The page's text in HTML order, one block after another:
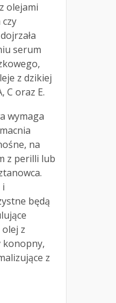
olejami
serum
z dzikiej
C oraz E.
wymaga
na
z perilli lub
i
będą
z
konopny,
z